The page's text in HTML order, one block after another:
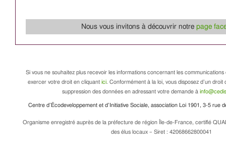
Nous vous invitons à découvrir notre page
Si vous ne souhaitez plus recevoir les informations concernant les communications
exercer votre droit en cliquant ici. Conformément à la loi, vous disposez d’un droit
suppression des données en adressant votre demande à
Centre d’Écodeveloppement et d’Initiative Sociale, association Loi 1901, 3-5 rue
Organisme enregistré auprès de la préfecture de région Île-de-France, certifié
des élus locaux – Siret : 42068662800041